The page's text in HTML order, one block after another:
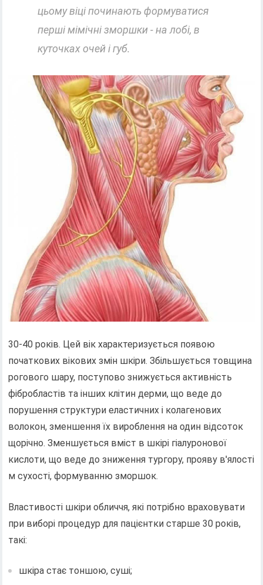
цьому віці починають формуватися
перші мімічні зморшки - на лобі, в
куточках очей і губ.
30-40 років. Цей вік характеризується появою
початкових вікових змін шкіри. Збільшується товщина
рогового шару, поступово знижується активність
фібробластів та інших клітин дерми, що веде до
порушення структури еластичних і колагенових
волокон, зменшення їх вироблення на один відсоток
щорічно. Зменшується вміст в шкірі гіалуронової
кислоти, що веде до зниження тургору, прояву в'ялості
м сухості, формуванню зморшок.
Властивості шкіри обличчя, які потрібно враховувати
при виборі процедур для пацієнтки старше 30 років,
такі:
шкіра стає тоншою, суші;